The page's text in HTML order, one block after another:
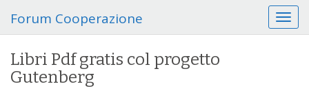
T
o
Forum Cooperazione
Libri Pdf gratis col progetto
Gutenberg